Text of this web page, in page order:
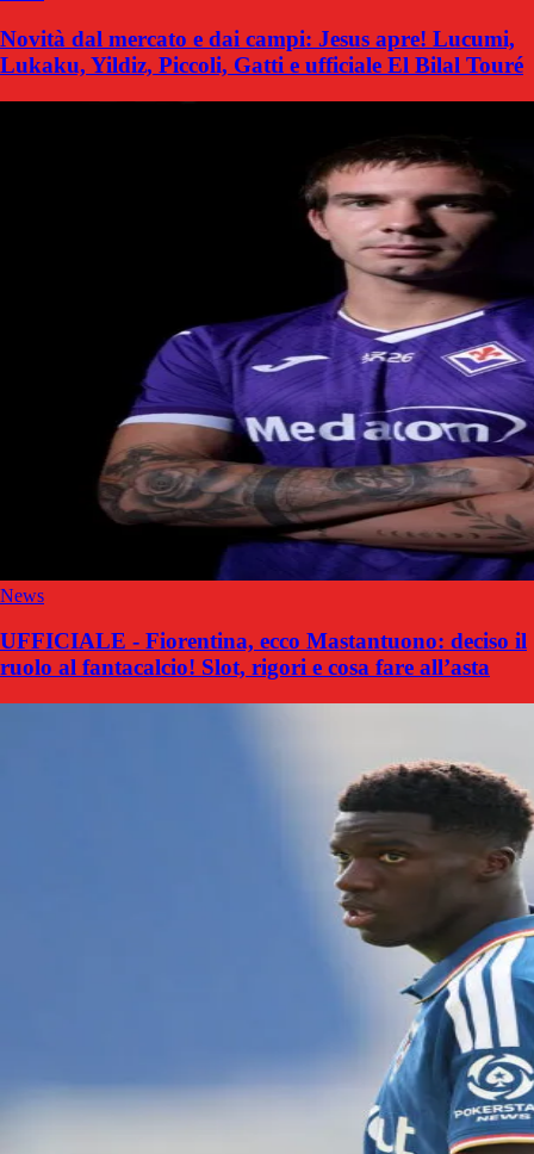
Novità dal mercato e dai campi: Jesus apre! Lucumi,
Lukaku, Yildiz, Piccoli, Gatti e ufficiale El Bilal Touré
News
UFFICIALE - Fiorentina, ecco Mastantuono: deciso il
ruolo al fantacalcio! Slot, rigori e cosa fare all’asta